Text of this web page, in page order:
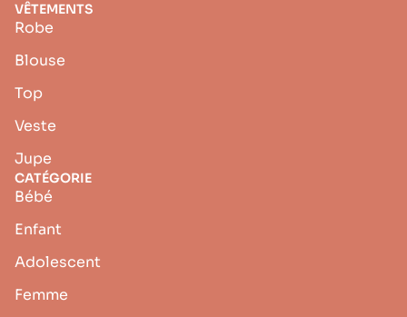
VÊTEMENTS
Robe
Blouse
Top
Veste
Jupe
CATÉGORIE
Bébé
Enfant
Adolescent
Femme